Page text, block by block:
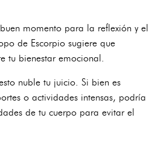
momento para la reflexión y el
de Escorpio sugiere que
tu bienestar emocional.
nuble tu juicio. Si bien es
o actividades intensas, podría
de tu cuerpo para evitar el